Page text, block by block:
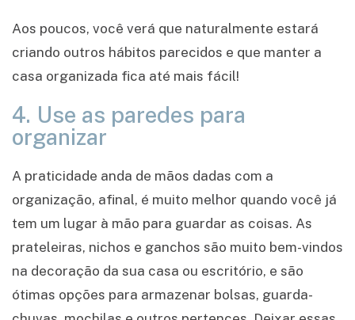
Aos poucos, você verá que naturalmente estará
criando outros hábitos parecidos e que manter a
casa organizada fica até mais fácil!
4. Use as paredes para
organizar
A praticidade anda de mãos dadas com a
organização, afinal, é muito melhor quando você já
tem um lugar à mão para guardar as coisas. As
prateleiras, nichos e ganchos são muito bem-vindos
na decoração da sua casa ou escritório, e são
ótimas opções para armazenar bolsas, guarda-